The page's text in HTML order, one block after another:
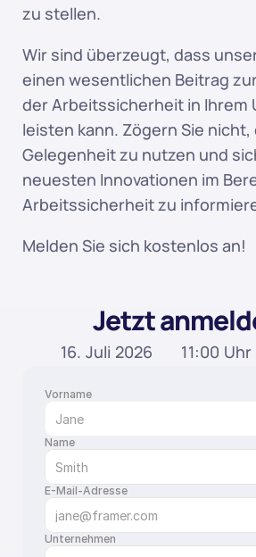
zu stellen.
Wir sind überzeugt, dass
einen wesentlichen Beitrag
der Arbeitssicherheit in Ihrem
leisten kann. Zögern Sie nicht,
Gelegenheit zu nutzen und
neuesten Innovationen im
Arbeitssicherheit zu
Melden Sie sich kostenlos an!
Jetzt
16. Juli 2026 11:00 Uhr
Vorname
Name
E-Mail-Adresse
Unternehmen